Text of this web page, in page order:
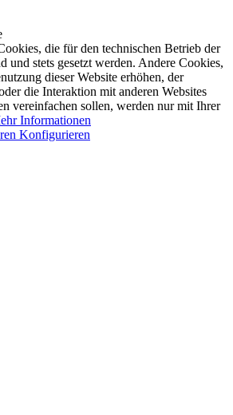
die für den technischen Betrieb der
und stets gesetzt werden. Andere Cookies,
dieser Website erhöhen, der
die Interaktion mit anderen Websites
vereinfachen sollen, werden nur mit Ihrer
Informationen
Konfigurieren